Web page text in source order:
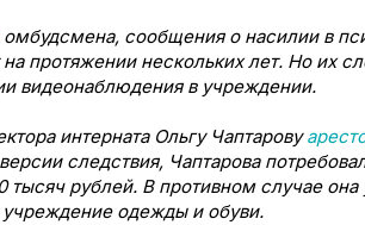
омбудсмена, сообщения о насилии в
протяжении нескольких лет. Но их
видеонаблюдения в учреждении.
интерната Ольгу Чаптарову
следствия, Чаптарова
тысяч рублей. В противном случае она
учреждение одежды и обуви.